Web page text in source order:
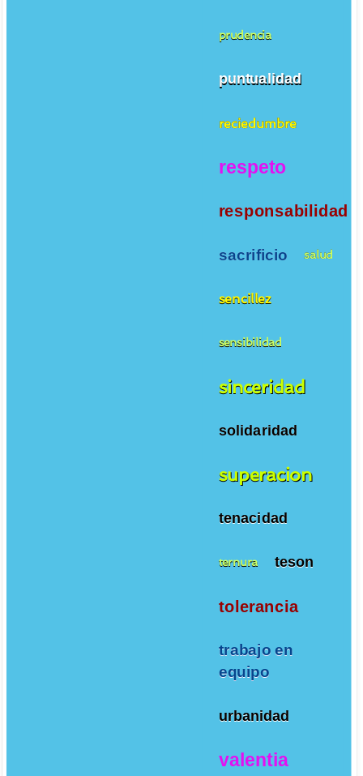
prudencia
puntualidad
reciedumbre
respeto
responsabilidad
sacrificio salud
sencillez
sensibilidad
sinceridad
solidaridad
superacion
tenacidad
ternura teson
tolerancia
trabajo en
equipo
urbanidad
valentia